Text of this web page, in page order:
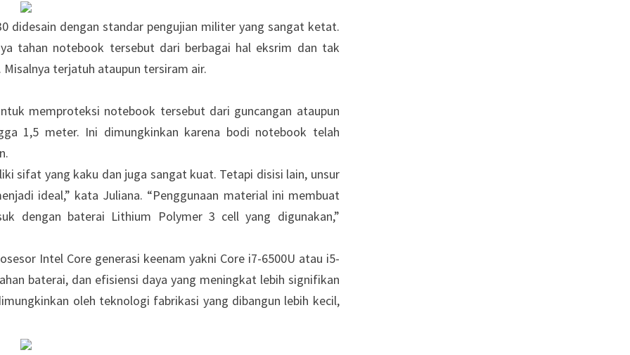
didesain dengan standar pengujian militer yang sangat ketat.
tahan notebook tersebut dari berbagai hal eksrim dan tak
terjatuh ataupun tersiram air.
memproteksi notebook tersebut dari guncangan ataupun
1,5 meter. Ini dimungkinkan karena bodi notebook telah
sifat yang kaku dan juga sangat kuat. Tetapi disisi lain, unsur
ideal,” kata Juliana. “Penggunaan material ini membuat
dengan baterai Lithium Polymer 3 cell yang digunakan,”
Intel Core generasi keenam yakni Core i7-6500U atau i5-
baterai, dan efisiensi daya yang meningkat lebih signifikan
oleh teknologi fabrikasi yang dibangun lebih kecil,